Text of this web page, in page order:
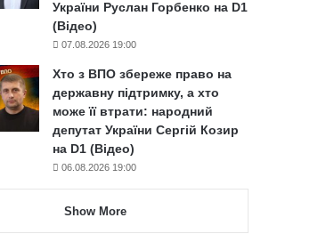
України Руслан Горбенко на D1
(Відео)
07.08.2026 19:00
Хто з ВПО збереже право на
державну підтримку, а хто
може її втрати: народний
депутат України Сергій Козир
на D1 (Відео)
06.08.2026 19:00
Show More